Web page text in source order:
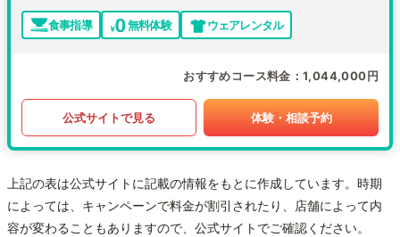
食事指導 無料体験 ウェアレンタル
おすすめコース料金 1,044,000円
公式サイトで見る 体験・相談予約
上記の表は公式サイトに記載の情報をもとに作成しています。時期
によっては、キャンペーンで料金が割引されたり、店舗によって内
容が変わることもありますので、公式サイトでご確認ください。